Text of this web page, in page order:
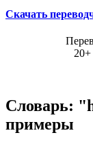
Скачать
Словарь:
примеры